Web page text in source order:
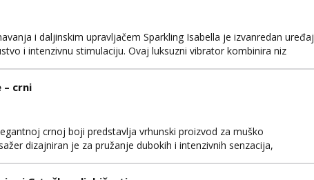
i daljinskim upravljačem Sparkling Isabella je izvanredan uređaj
i intenzivnu stimulaciju. Ovaj luksuzni vibrator kombinira niz
– crni
crnoj boji predstavlja vrhunski proizvod za muško
dizajniran je za pružanje dubokih i intenzivnih senzacija,